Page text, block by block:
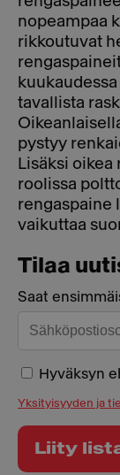
nopeampaa
rikkoutuvat
tavallista
pystyy
Lisäksi
roolissa
rengaspaine
vaikuttaa
Tilaa
Saat
Hyväksyn
Yksityisyyden ja